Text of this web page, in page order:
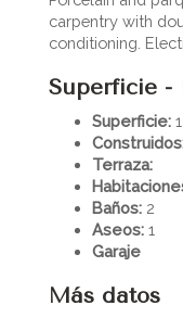
carpentry with
conditioning.
Superficie -
Superficie:
Terraza:
Baños: 2
Aseos: 1
Garaje
Más datos